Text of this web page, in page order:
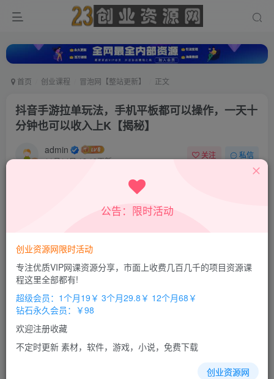
首页 创业课程 冒泡网【整站更新】 正文
抖音手游拉单玩法，手机平板都可以操作，一天十
分钟也可以收入上K【揭秘】
admin
11月14日 12:19更新
关注 私信
超级会员
立即购买
您当前未登录！建议登陆后购买，办理会员包月更省钱，可保存购
，手机平板都可以操作，一天十分钟
公告：限时活动
创业资源网限时活动
专注优质VIP网课资源分享，市面上收费几百几千的项目资源课
程这里全部都有!
超级会员：1个月19￥ 3个月29.8￥ 12个月68￥
钻石永久会员：￥98
欢迎注册收藏
不定时更新 素材，软件，游戏，小说，免费下载
创业资源网